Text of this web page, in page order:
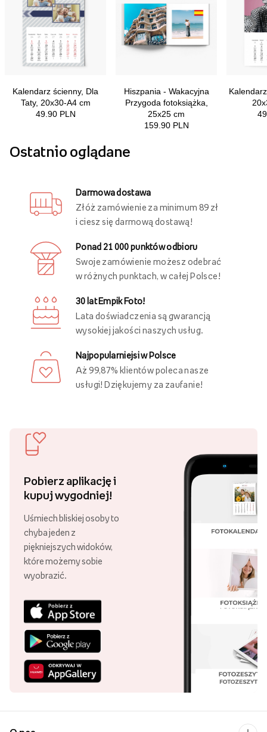
Ostatnio oglądane
Darmowa dostawa
Złóż zamówienie za minimum 89 zł
i ciesz się darmową dostawą!
Ponad 21 000 punktów odbioru
Swoje zamówienie możesz odebrać
w różnych punktach, w całej Polsce!
30 lat Empik Foto!
Lata doświadczenia są gwarancją
wysokiej jakości naszych usług.
Najpopularniejsi w Polsce
Aż 99,87% klientów poleca nasze
usługi! Dziękujemy za zaufanie!
Pobierz aplikację i
kupuj wygodniej!
Uśmiech bliskiej osoby to
chyba jeden z
piękniejszych widoków,
które możemy sobie
wyobrazić.